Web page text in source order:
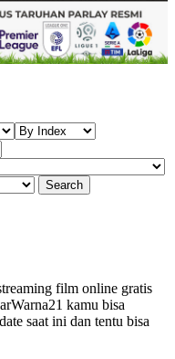
film online gratis
kamu bisa
saat ini dan tentu bisa